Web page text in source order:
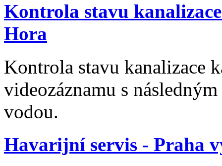
Kontrola stavu
Hora
Kontrola stavu kanalizace
videozáznamu s
vodou.
Havarijní servis - Praha